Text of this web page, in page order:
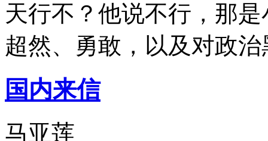
天行不？他说不行，那
超然、勇敢，以及对政
国内来信
马亚莲